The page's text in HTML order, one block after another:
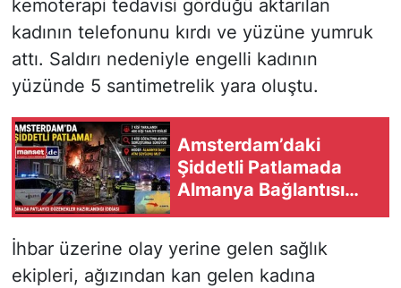
kemoterapi tedavisi gördüğü aktarılan
kadının telefonunu kırdı ve yüzüne yumruk
attı. Saldırı nedeniyle engelli kadının
yüzünde 5 santimetrelik yara oluştu.
Amsterdam’daki
Şiddetli Patlamada
Almanya Bağlantısı
Şüphesi: 7 Yaralı, 400
İhbar üzerine olay yerine gelen sağlık
ekipleri, ağızından kan gelen kadına